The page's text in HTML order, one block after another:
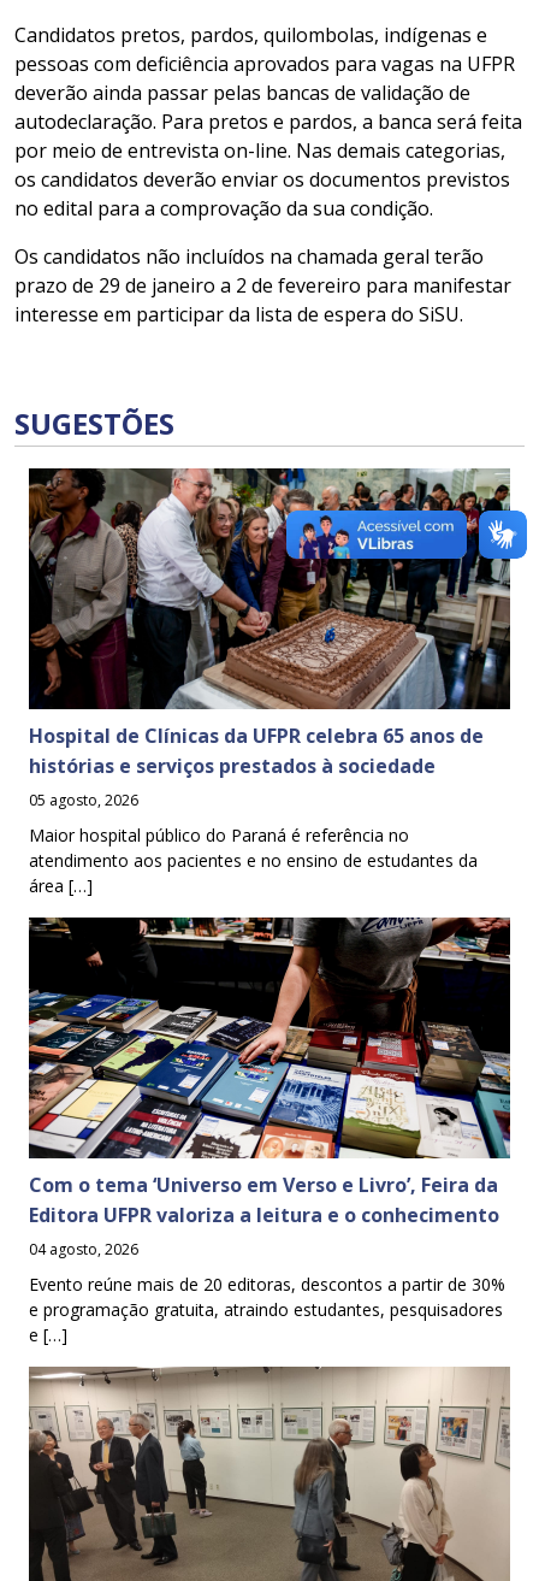
Candidatos pretos, pardos, quilombolas, indígenas e
pessoas com deficiência aprovados para vagas na UFPR
deverão ainda passar pelas bancas de validação de
autodeclaração. Para pretos e pardos, a banca será feita
por meio de entrevista on-line. Nas demais categorias,
os candidatos deverão enviar os documentos previstos
no edital para a comprovação da sua condição.
Os candidatos não incluídos na chamada geral terão
prazo de 29 de janeiro a 2 de fevereiro para manifestar
interesse em participar da lista de espera do SiSU.
SUGESTÕES
Hospital de Clínicas da UFPR celebra 65 anos de
histórias e serviços prestados à sociedade
05 agosto, 2026
Maior hospital público do Paraná é referência no
atendimento aos pacientes e no ensino de estudantes da
área […]
Com o tema ‘Universo em Verso e Livro’, Feira da
Editora UFPR valoriza a leitura e o conhecimento
04 agosto, 2026
Evento reúne mais de 20 editoras, descontos a partir de 30%
e programação gratuita, atraindo estudantes, pesquisadores
e […]